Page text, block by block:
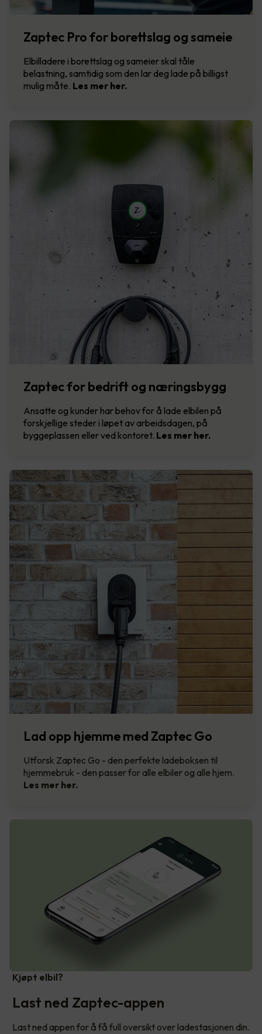
Zaptec Pro for borettslag og sameie
Elbilladere i borettslag og sameier skal tåle
belastning, samtidig som den lar deg lade på billigst
mulig måte. Les mer her.
Zaptec for bedrift og næringsbygg
Ansatte og kunder har behov for å lade elbilen på
forskjellige steder i løpet av arbeidsdagen, på
byggeplassen eller ved kontoret. Les mer her.
Lad opp hjemme med Zaptec Go
Utforsk Zaptec Go - den perfekte ladeboksen til
hjemmebruk - den passer for alle elbiler og alle hjem.
Les mer her.
Kjøpt elbil?
Last ned Zaptec-appen
Last ned appen for å få full oversikt over ladestasjonen din.